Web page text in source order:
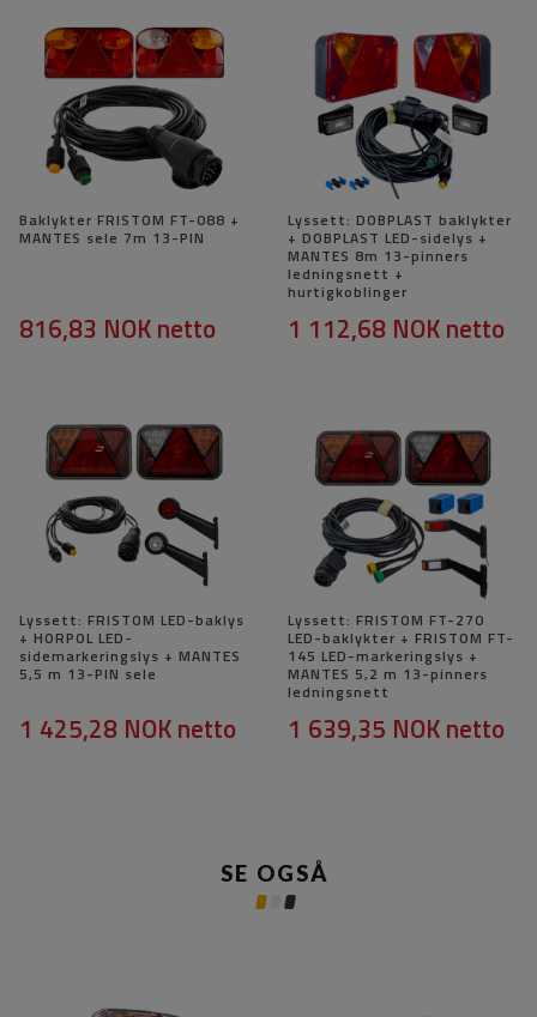
Baklykter FRISTOM FT-088 +
MANTES sele 7m 13-PIN
816,83 NOKnetto
Lyssett: DOBPLAST baklykter
+ DOBPLAST LED-sidelys +
MANTES 8m 13-pinners
ledningsnett +
hurtigkoblinger
1 112,68 NOKnetto
Lyssett: FRISTOM LED-baklys
+ HORPOL LED-
sidemarkeringslys + MANTES
5,5 m 13-PIN sele
1 425,28 NOKnetto
Lyssett: FRISTOM FT-270
LED-baklykter + FRISTOM FT-
145 LED-markeringslys +
MANTES 5,2 m 13-pinners
ledningsnett
1 639,35 NOKnetto
SE OGSÅ